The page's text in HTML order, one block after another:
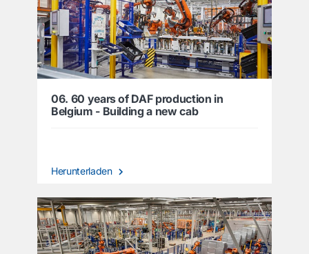
06. 60 years of DAF production in
Belgium - Building a new cab
Herunterladen